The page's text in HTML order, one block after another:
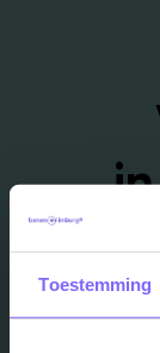
Toestemming
Schrijf je